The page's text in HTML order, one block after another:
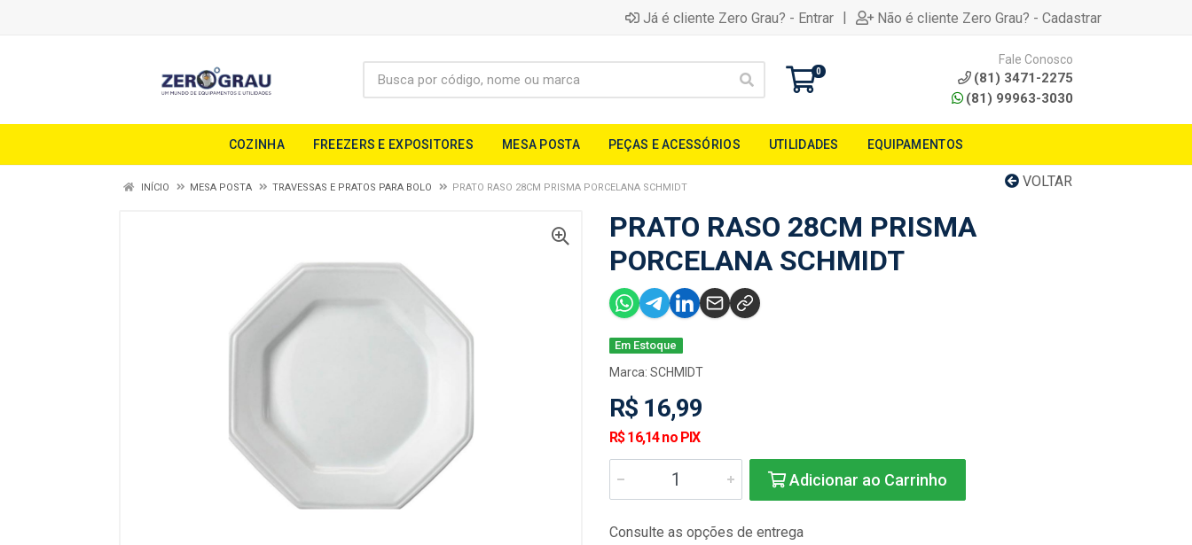
Já é cliente Zero Grau? - Entrar | Não é cliente Zero Grau? - Cadastrar
0
Fale Conosco
(81) 3471-2275
(81) 99963-3030
COZINHA FREEZERS E EXPOSITORES MESA POSTA PEÇAS E ACESSÓRIOS UTILIDADES EQUIPAMENTOS
VOLTAR
INÍCIO MESA POSTA TRAVESSAS E PRATOS PARA BOLO PRATO RASO 28CM PRISMA PORCELANA SCHMIDT
PRATO RASO 28CM PRISMA
PORCELANA SCHMIDT
Em Estoque
Marca: SCHMIDT
R$ 16,99
R$ 16,14 no PIX
Adicionar ao Carrinho
Consulte as opções de entrega